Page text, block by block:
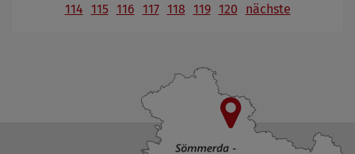
114 115 116 117 118 119 120 nächste